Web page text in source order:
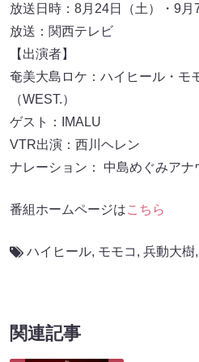
放送日時：8月24日（土）・9
放送：関西テレビ
【出演者】
奄美大島ロケ：ハイヒール・モ
（WEST.）
ゲスト：IMALU
VTR出演：西川ヘレン
ナレーション： 中島めぐみアナ
番組ホームページはこちら
ハイヒール, モモコ , 兵動大樹,
関連記事